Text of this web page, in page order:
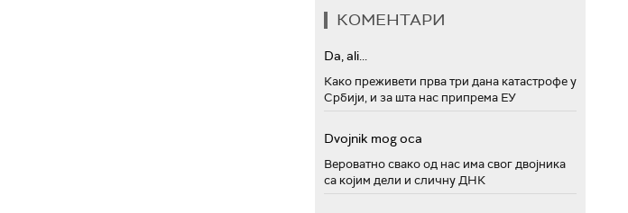
КОМЕНТАРИ
Da, ali...
Како преживети прва три дана катастрофе у
Србији, и за шта нас припрема ЕУ
Dvojnik mog oca
Вероватно свако од нас има свог двојника
са којим дели и сличну ДНК